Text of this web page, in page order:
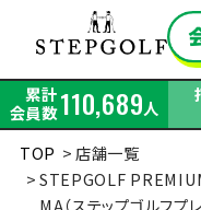
累計
会員数110,689人
TOP
店舗一覧
STEPGOLF
MA（ステップゴルフプ